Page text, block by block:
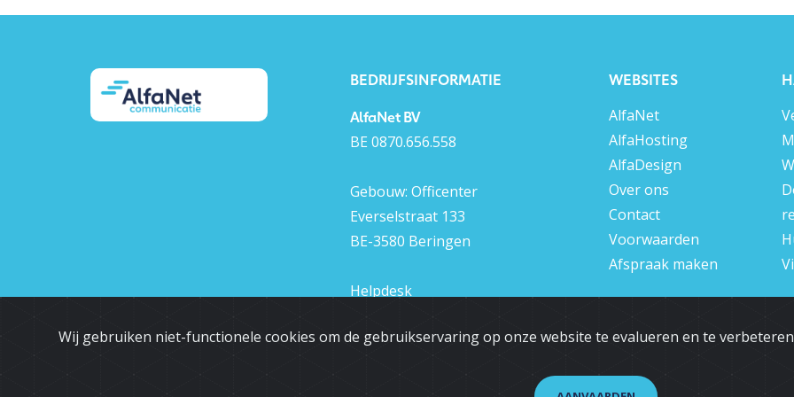
BEDRIJFSINFORMATIE
AlfaNet BV
BE 0870.656.558
Gebouw: Officenter
Everselstraat 133
BE-3580 Beringen
Helpdesk
WEBSITES
AlfaNet
AlfaHosting
AlfaDesign
Over ons
Contact
Voorwaarden
Afspraak maken
Wij gebruiken niet-functionele cookies om de gebruikservaring op onze website te evalueren en te